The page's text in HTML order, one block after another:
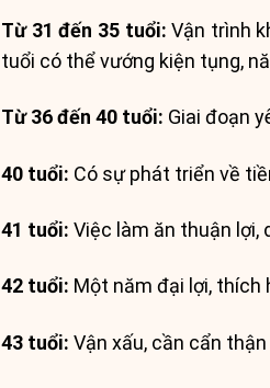
Từ 31 đến 35 tuổi: Vận trình
tuổi có thể vướng kiện tụng,
Từ 36 đến 40 tuổi: Giai đoạn
40 tuổi: Có sự phát triển về
41 tuổi: Việc làm ăn thuận lợi,
42 tuổi: Một năm đại lợi, thích
43 tuổi: Vận xấu, cần cẩn